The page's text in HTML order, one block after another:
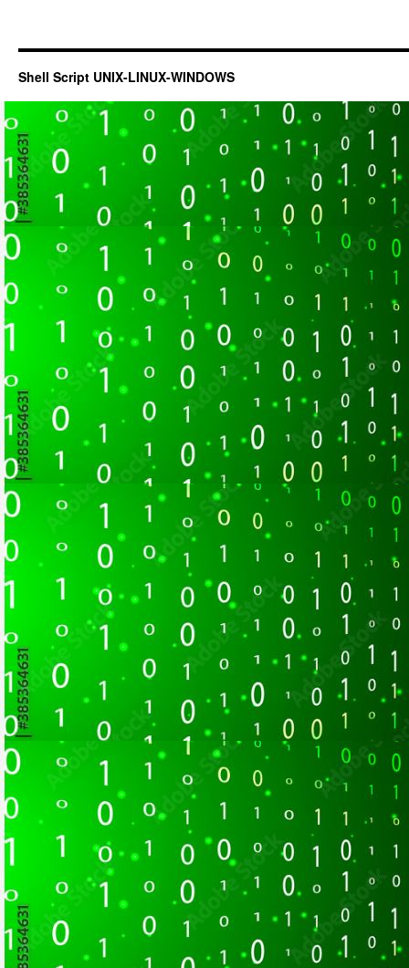
Shell Script UNIX-LINUX-WINDOWS